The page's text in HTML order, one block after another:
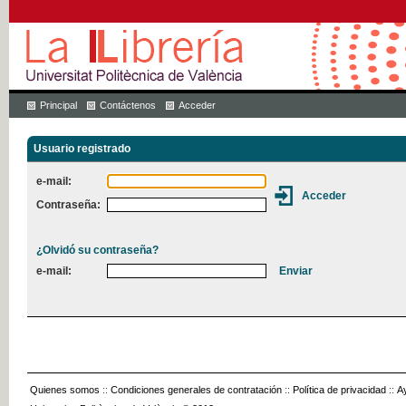
Principal Contáctenos Acceder
Usuario registrado
e-mail:
Contraseña:
¿Olvidó su contraseña?
e-mail:
Quienes somos :: Condiciones generales de contratación :: Política de privacidad ::